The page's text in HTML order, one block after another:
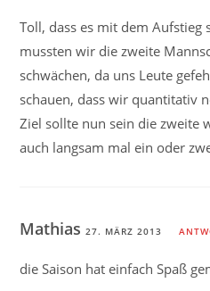
Toll, dass es mit dem Aufstieg
mussten wir die zweite
schwächen, da uns Leute
schauen, dass wir quantitativ
Ziel sollte nun sein die zweite
auch langsam mal ein oder
Mathias27. MÄRZ 2013
die Saison hat einfach Spaß